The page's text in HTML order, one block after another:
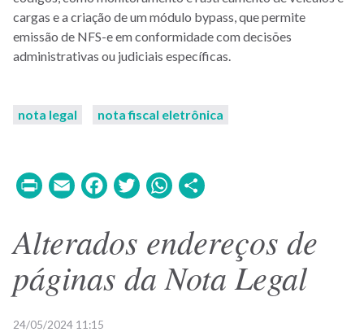
cargas e a criação de um módulo bypass, que permite
emissão de NFS-e em conformidade com decisões
administrativas ou judiciais específicas.
nota legal nota fiscal eletrônica
PrintEmailFacebook
TwitterWhatsApp
Alterados endereços de
páginas da Nota Legal
24/05/2024 11:15